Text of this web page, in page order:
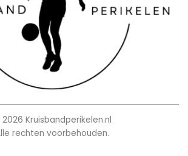
Kruisbandperikelen.nl
rechten voorbehouden.